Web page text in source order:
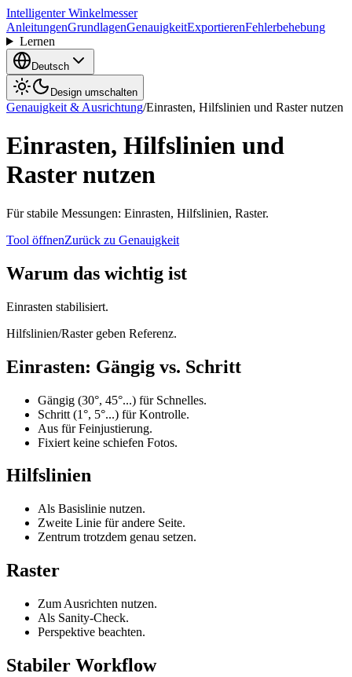
Intelligenter Winkelmesser
AnleitungenGrundlagenGenauigkeitExportierenFehlerbehebung
Lernen
Deutsch
Design umschalten
Genauigkeit & Ausrichtung/Einrasten, Hilfslinien und Raster nutzen
Einrasten, Hilfslinien und
Raster nutzen
Für stabile Messungen: Einrasten, Hilfslinien, Raster.
Tool öffnenZurück zu Genauigkeit
Warum das wichtig ist
Einrasten stabilisiert.
Hilfslinien/Raster geben Referenz.
Einrasten: Gängig vs. Schritt
Gängig (30°, 45°...) für Schnelles.
Schritt (1°, 5°...) für Kontrolle.
Aus für Feinjustierung.
Fixiert keine schiefen Fotos.
Hilfslinien
Als Basislinie nutzen.
Zweite Linie für andere Seite.
Zentrum trotzdem genau setzen.
Raster
Zum Ausrichten nutzen.
Als Sanity-Check.
Perspektive beachten.
Stabiler Workflow